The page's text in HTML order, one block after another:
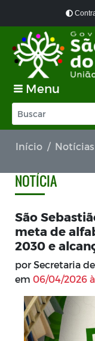
Menu
Início Notícias
NOTÍCIA
São
meta de
2030 e
por Secretaria
em 06/04/2026